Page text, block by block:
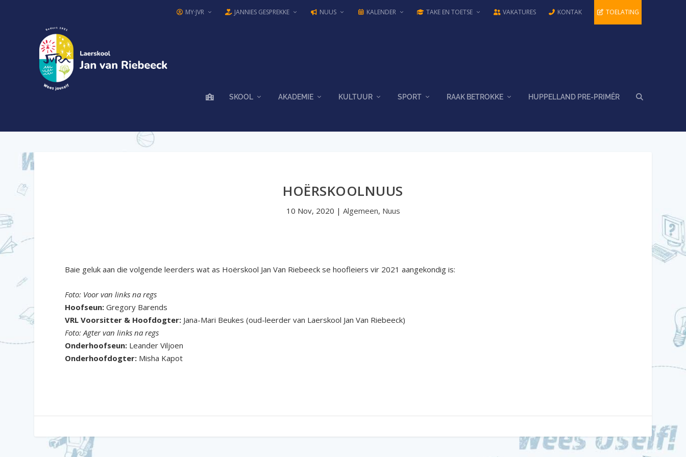
MY·JVR JANNIES GESPREKKE NUUS KALENDER TAKE EN TOETSE VAKATURES KONTAK TOELATING
SKOOL AKADEMIE KULTUUR SPORT RAAK BETROKKE HUPPELLAND PRE-PRIMÊR
HOËRSKOOLNUUS
10 Nov, 2020 | Algemeen, Nuus
Baie geluk aan die volgende leerders wat as Hoërskool Jan Van Riebeeck se hoofleiers vir 2021 aangekondig is:
Foto: Voor van links na regs
Hoofseun: Gregory Barends
VRL Voorsitter & Hoofdogter: Jana-Mari Beukes (oud-leerder van Laerskool Jan Van Riebeeck)
Foto: Agter van links na regs
Onderhoofseun: Leander Viljoen
Onderhoofdogter: Misha Kapot